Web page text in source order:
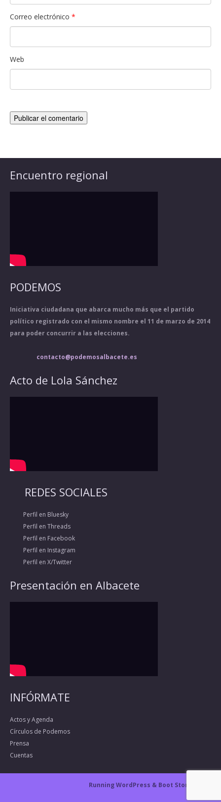
Correo electrónico *
Web
Encuentro regional
PODEMOS
Iniciativa ciudadana que abarca mucho más que el partido
político registrado con el mismo nombre el 11 de marzo de 2014
para poder concurrir a las elecciones.
contacto@podemosalbacete.es
Acto de Lola Sánchez
REDES SOCIALES
Perfil en Bluesky
Perfil en Threads
Perfil en Facebook
Perfil en Instagram
Perfil en X/Twitter
Presentación en Albacete
INFÓRMATE
Actos y Agenda
Círculos de Podemos
Prensa
Cuentas
Running WordPress & Boot Store theme